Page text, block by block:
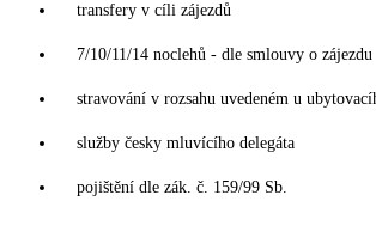
transfery v cíli zájezdů
7/10/11/14 noclehů - dle smlouvy o zájezdu
stravování v rozsahu uvedeném u
služby česky mluvícího delegáta
pojištění dle zák. č. 159/99 Sb.